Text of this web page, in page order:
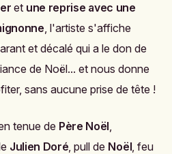
et une reprise avec une
, l'artiste s'affiche
et décalé qui a le don de
de Noël... et nous donne
sans aucune prise de tête !
tenue de Père Noël,
Julien Doré, pull de Noël, feu